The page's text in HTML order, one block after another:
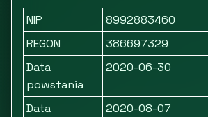
NIP
8992883460
REGON
386697329
Data
powstania
2020-06-30
Data
2020-08-07